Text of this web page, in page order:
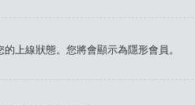
上線狀態。您將會顯示為隱形會員。